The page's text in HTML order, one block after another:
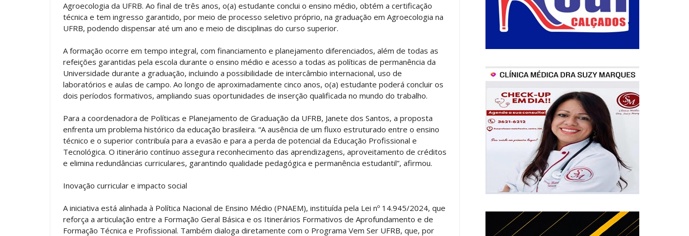
Agroecologia da UFRB. Ao final de três anos, o(a) estudante conclui o ensino médio, obtém a certificação
técnica e tem ingresso garantido, por meio de processo seletivo próprio, na graduação em Agroecologia na
UFRB, podendo dispensar até um ano e meio de disciplinas do curso superior.
A formação ocorre em tempo integral, com financiamento e planejamento diferenciados, além de todas as
refeições garantidas pela escola durante o ensino médio e acesso a todas as políticas de permanência da
Universidade durante a graduação, incluindo a possibilidade de intercâmbio internacional, uso de
laboratórios e aulas de campo. Ao longo de aproximadamente cinco anos, o(a) estudante poderá concluir os
dois períodos formativos, ampliando suas oportunidades de inserção qualificada no mundo do trabalho.
Para a coordenadora de Políticas e Planejamento de Graduação da UFRB, Janete dos Santos, a proposta
enfrenta um problema histórico da educação brasileira. “A ausência de um fluxo estruturado entre o ensino
técnico e o superior contribuía para a evasão e para a perda de potencial da Educação Profissional e
Tecnológica. O itinerário contínuo assegura reconhecimento das aprendizagens, aproveitamento de créditos
e elimina redundâncias curriculares, garantindo qualidade pedagógica e permanência estudantil”, afirmou.
Inovação curricular e impacto social
A iniciativa está alinhada à Política Nacional de Ensino Médio (PNAEM), instituída pela Lei nº 14.945/2024, que
reforça a articulação entre a Formação Geral Básica e os Itinerários Formativos de Aprofundamento e de
Formação Técnica e Profissional. Também dialoga diretamente com o Programa Vem Ser UFRB, que, por